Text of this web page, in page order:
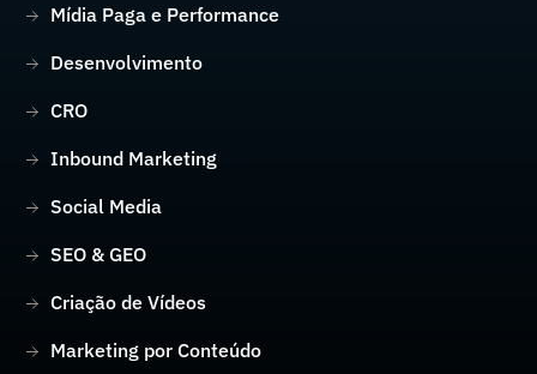
Mídia Paga e Performance
Desenvolvimento
CRO
Inbound Marketing
Social Media
SEO & GEO
Criação de Vídeos
Marketing por Conteúdo